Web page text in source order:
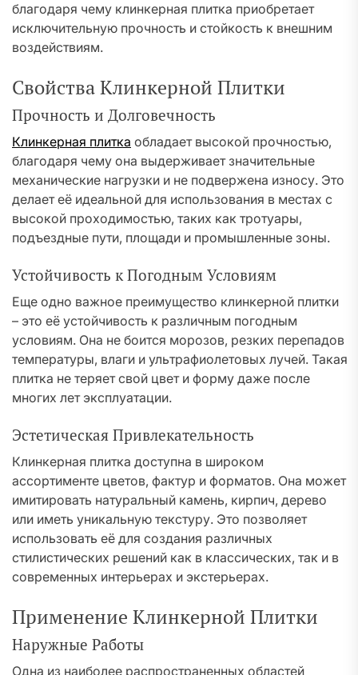
благодаря чему клинкерная плитка приобретает
исключительную прочность и стойкость к внешним
воздействиям.
Свойства Клинкерной Плитки
Прочность и Долговечность
Клинкерная плитка обладает высокой прочностью,
благодаря чему она выдерживает значительные
механические нагрузки и не подвержена износу. Это
делает её идеальной для использования в местах с
высокой проходимостью, таких как тротуары,
подъездные пути, площади и промышленные зоны.
Устойчивость к Погодным Условиям
Еще одно важное преимущество клинкерной плитки
– это её устойчивость к различным погодным
условиям. Она не боится морозов, резких перепадов
температуры, влаги и ультрафиолетовых лучей. Такая
плитка не теряет свой цвет и форму даже после
многих лет эксплуатации.
Эстетическая Привлекательность
Клинкерная плитка доступна в широком
ассортименте цветов, фактур и форматов. Она может
имитировать натуральный камень, кирпич, дерево
или иметь уникальную текстуру. Это позволяет
использовать её для создания различных
стилистических решений как в классических, так и в
современных интерьерах и экстерьерах.
Применение Клинкерной Плитки
Наружные Работы
Одна из наиболее распространенных областей